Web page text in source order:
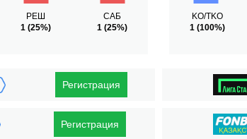
РЕШ
1(25%)
САБ
1(25%)
KO/TKO
1 (100%)
Регистрация
Регистрация